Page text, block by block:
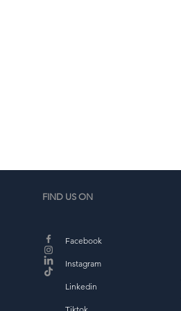
FIND US ON
Facebook
Instagram
Linkedin